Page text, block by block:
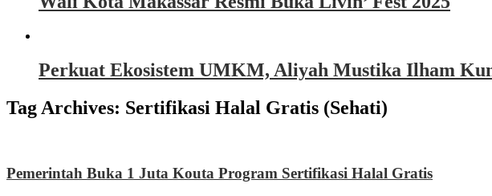
Perkuat Ekosistem UMKM, Aliyah Mustika Ilham
Tag Archives: Sertifikasi Halal Gratis (Sehati)
Pemerintah Buka 1 Juta Kouta Program Sertifikasi Halal Gratis